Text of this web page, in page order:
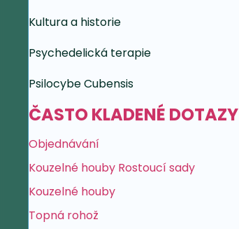
Kultura a historie
Psychedelická terapie
Psilocybe Cubensis
ČASTO KLADENÉ DOTAZY
Objednávání
Kouzelné houby Rostoucí sady
Kouzelné houby
Topná rohož